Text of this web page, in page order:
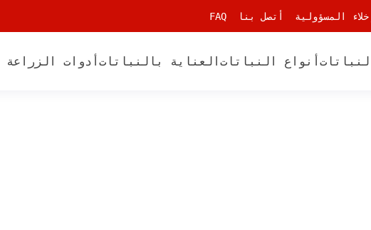
المسؤولية أتصل بنا FAQ
أنواع النباتات العناية بالنباتات أدوات الزراعة